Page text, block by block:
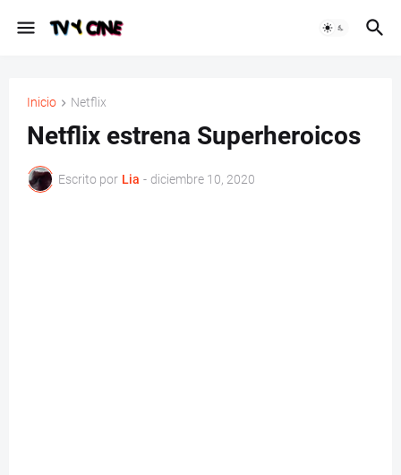
Inicio Netflix
Netflix estrena Superheroicos
Escrito por Lia - diciembre 10, 2020